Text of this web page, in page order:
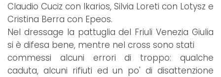
Claudio Cuciz con Ikarios, Silvia Loreti con Lotysz e
Cristina Berra con Epeos.
Nel dressage la pattuglia del Friuli Venezia Giulia
si è difesa bene, mentre nel cross sono stati
commessi alcuni errori di troppo: qualche
caduta, alcuni rifiuti ed un po' di disattenzione